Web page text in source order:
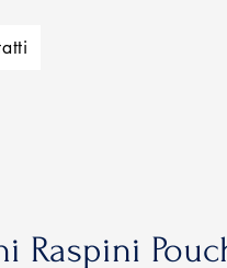
Raspini